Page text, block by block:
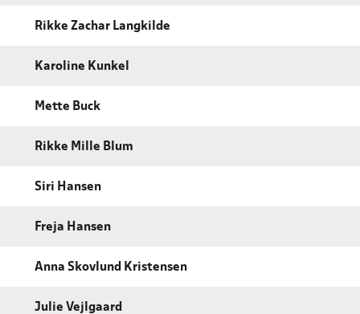
Rikke Zachar Langkilde
Karoline Kunkel
Mette Buck
Rikke Mille Blum
Siri Hansen
Freja Hansen
Anna Skovlund Kristensen
Julie Vejlgaard